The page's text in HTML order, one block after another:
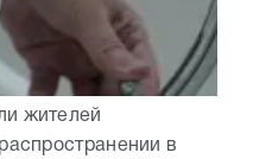
жителей
в